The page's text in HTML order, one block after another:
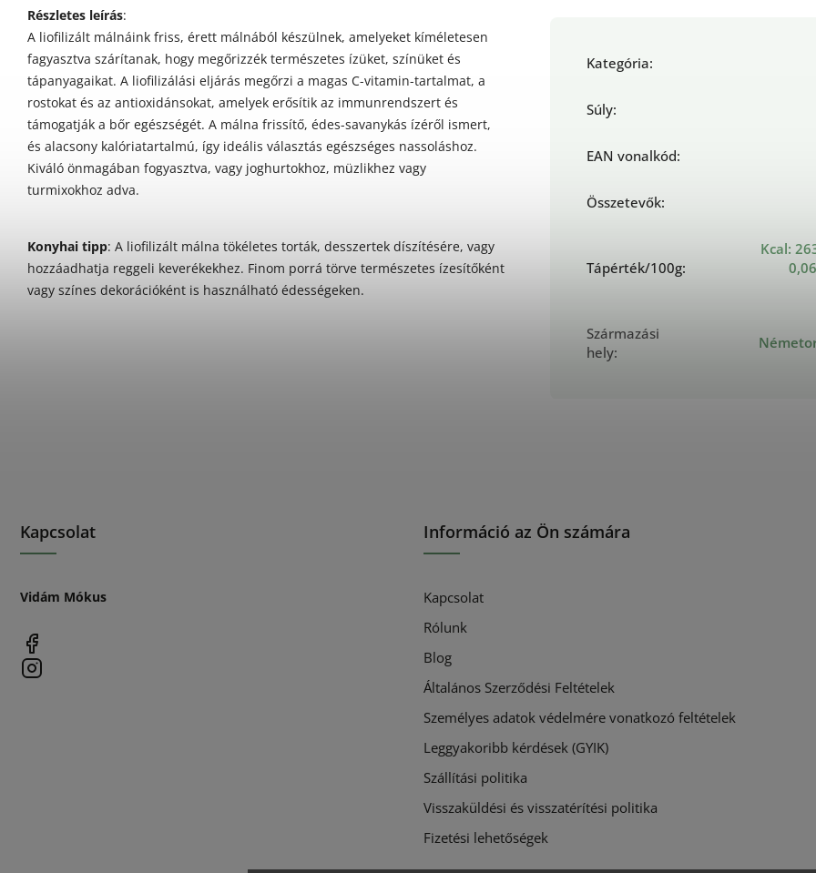
Részletes leírás:
A liofilizált málnáink friss, érett málnából készülnek, amelyeket kíméletesen
fagyasztva szárítanak, hogy megőrizzék természetes ízüket, színüket és
tápanyagaikat. A liofilizálási eljárás megőrzi a magas C-vitamin-tartalmat, a
rostokat és az antioxidánsokat, amelyek erősítik az immunrendszert és
támogatják a bőr egészségét. A málna frissítő, édes-savanykás ízéről ismert,
és alacsony kalóriatartalmú, így ideális választás egészséges nassoláshoz.
Kiváló önmagában fogyasztva, vagy joghurtokhoz, müzlikhez vagy
turmixokhoz adva.
Konyhai tipp: A liofilizált málna tökéletes torták, desszertek díszítésére, vagy
hozzáadhatja reggeli keverékekhez. Finom porrá törve természetes ízesítőként
vagy színes dekorációként is használható édességeken.
Kategória:
Súly:
EAN vonalkód:
Összetevők:
Tápérték/100g:
Kcal:
Származási
hely:
Kapcsolat
Vidám Mókus
Információ az Ön számára
Kapcsolat
Rólunk
Blog
Általános Szerződési Feltételek
Személyes adatok védelmére vonatkozó feltételek
Leggyakoribb kérdések (GYIK)
Szállítási politika
Visszaküldési és visszatérítési politika
Fizetési lehetőségek